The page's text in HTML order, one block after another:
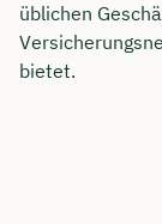
üblichen
bietet.